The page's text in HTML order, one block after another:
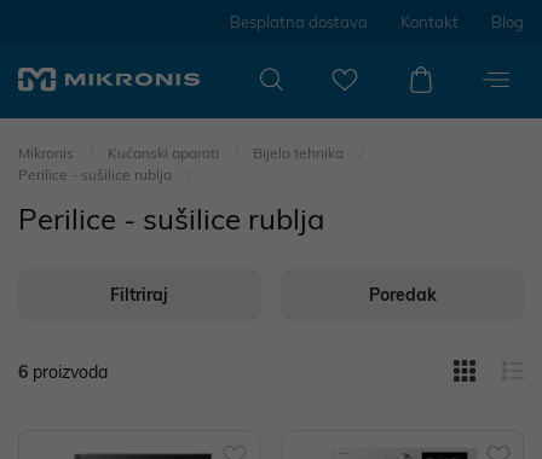
Besplatna dostava Kontakt Blog
Mikronis Kućanski aparati
Bijela tehnika
Perilice - sušilice rublja
Perilice - sušilice rublja
Filtriraj Poredak
6 proizvoda